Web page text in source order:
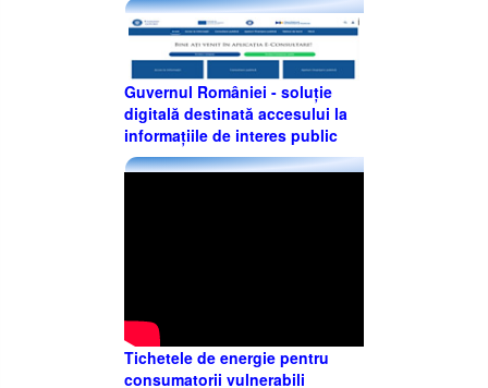
Guvernul României - soluție
digitală destinată accesului la
informațiile de interes public
Tichetele de energie pentru
consumatorii vulnerabili